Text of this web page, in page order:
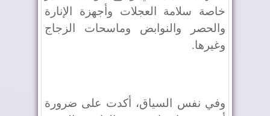
خاصة سلامة العجلات وأجهزة الإنارة
والحصر والنوابض وماسحات الزجاج
وغيرها.
وفي نفس السياق، أكدت على ضرورة